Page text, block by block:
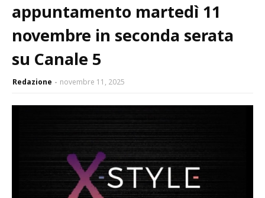
appuntamento martedì 11
novembre in seconda serata
su Canale 5
Redazione novembre 11, 2025